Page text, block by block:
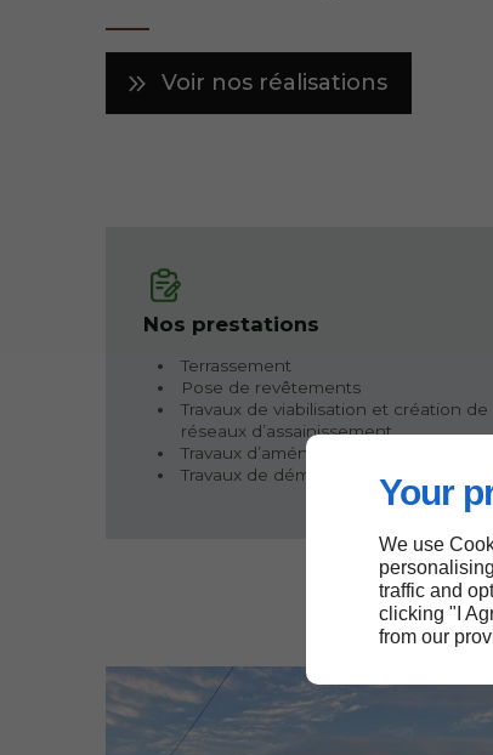
Your
We use
traffic and
clicking "I
from our
Voir nos réalisations
Nos prestations
Terrassement
Pose de revêtements
Travaux de viabilisation et création de
réseaux d’assainissement
Travaux d’aménagement extérieur
Travaux de démolition